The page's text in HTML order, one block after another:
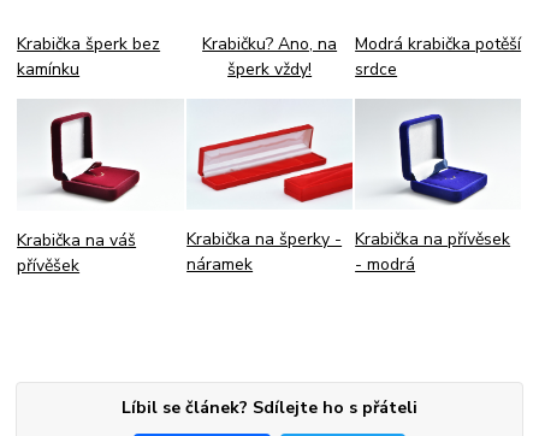
Krabička šperk bez
kamínku
Krabička na váš
přívěšek
Krabičku? Ano, na
šperk vždy!
Krabička na šperky -
náramek
Modrá krabička potěší
srdce
Krabička na přívěsek
- modrá
Líbil se článek? Sdílejte ho s přáteli